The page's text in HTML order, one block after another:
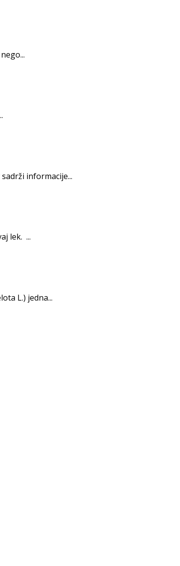
informacije...
lek. ...
L.) jedna...